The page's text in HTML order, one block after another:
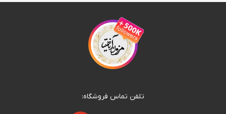
تلفن تماس فروشگاه: